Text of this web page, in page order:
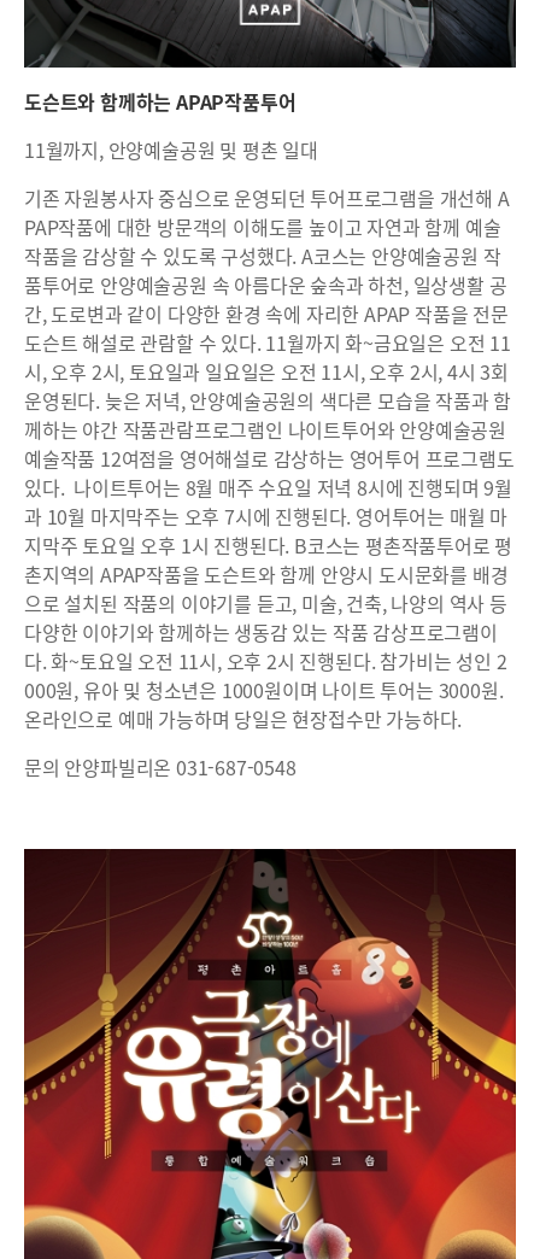
도슨트와 함께하는 APAP작품투어
11월까지, 안양예술공원 및 평촌 일대
기존 자원봉사자 중심으로 운영되던 투어프로그램을 개선해 A
PAP작품에 대한 방문객의 이해도를 높이고 자연과 함께 예술
작품을 감상할 수 있도록 구성했다. A코스는 안양예술공원 작
품투어로 안양예술공원 속 아름다운 숲속과 하천, 일상생활 공
간, 도로변과 같이 다양한 환경 속에 자리한 APAP 작품을 전문
도슨트 해설로 관람할 수 있다. 11월까지 화~금요일은 오전 11
시, 오후 2시, 토요일과 일요일은 오전 11시, 오후 2시, 4시 3회
운영된다. 늦은 저녁, 안양예술공원의 색다른 모습을 작품과 함
께하는 야간 작품관람프로그램인 나이트투어와 안양예술공원
예술작품 12여점을 영어해설로 감상하는 영어투어 프로그램도
있다. 나이트투어는 8월 매주 수요일 저녁 8시에 진행되며 9월
과 10월 마지막주는 오후 7시에 진행된다. 영어투어는 매월 마
지막주 토요일 오후 1시 진행된다. B코스는 평촌작품투어로 평
촌지역의 APAP작품을 도슨트와 함께 안양시 도시문화를 배경
으로 설치된 작품의 이야기를 듣고, 미술, 건축, 나양의 역사 등
다양한 이야기와 함께하는 생동감 있는 작품 감상프로그램이
다. 화~토요일 오전 11시, 오후 2시 진행된다. 참가비는 성인 2
000원, 유아 및 청소년은 1000원이며 나이트 투어는 3000원.
온라인으로 예매 가능하며 당일은 현장접수만 가능하다.
문의 안양파빌리온 031-687-0548